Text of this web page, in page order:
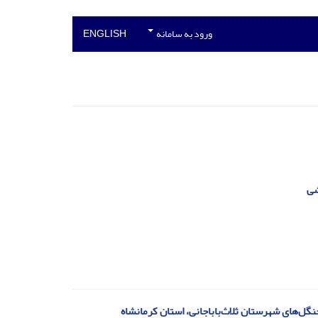
ورود به سامانه ENGLISH
شهرستان ثلاث‌باباجانی، استان کرمانشاه